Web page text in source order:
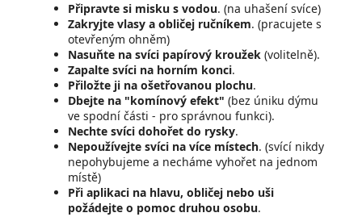
Připravte si misku s vodou. (na uhašení svíce)
Zakryjte vlasy a obličej ručníkem. (pracujete s
otevřeným ohněm)
Nasuňte na svíci papírový kroužek (volitelně).
Zapalte svíci na horním konci.
Přiložte ji na ošetřovanou plochu.
Dbejte na "komínový efekt" (bez úniku dýmu
ve spodní části - pro správnou funkci).
Nechte svíci dohořet do rysky.
Nepoužívejte svíci na více místech. (svící nikdy
nepohybujeme a necháme vyhořet na jednom
místě)
Při aplikaci na hlavu, obličej nebo uši
požádejte o pomoc druhou osobu.